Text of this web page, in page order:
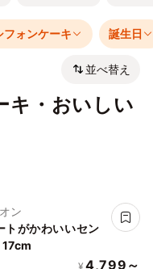
フォンケーキ 誕生日
並べ替え
キ・おいしい
ン
トがかわいいセン
¥ 4,799～